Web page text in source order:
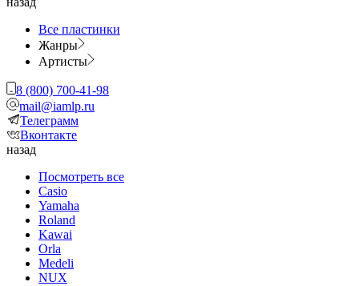
Все пластинки
Жанры
Артисты
8 (800) 700-41-98
mail@iamlp.ru
Телеграмм
Вконтакте
назад
Посмотреть все
Casio
Yamaha
Roland
Kawai
Orla
Medeli
NUX